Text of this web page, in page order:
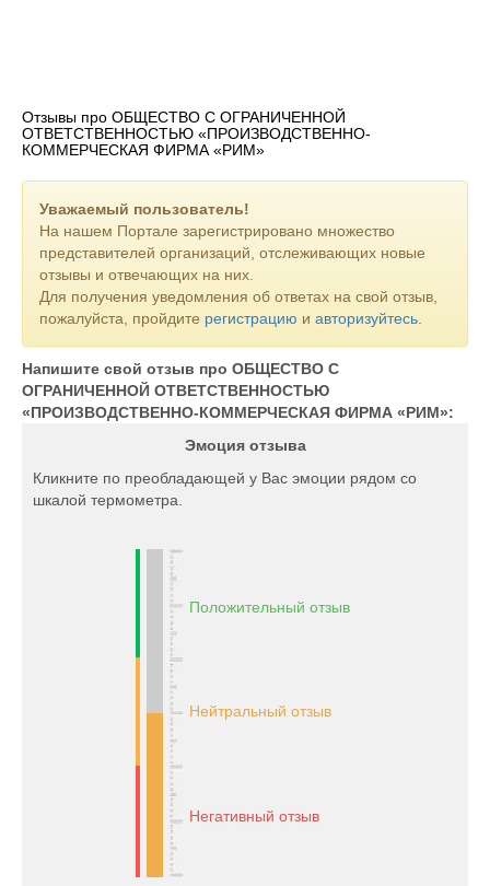
Отзывы про ОБЩЕСТВО С ОГРАНИЧЕННОЙ
ОТВЕТСТВЕННОСТЬЮ «ПРОИЗВОДСТВЕННО-
КОММЕРЧЕСКАЯ ФИРМА «РИМ»
Уважаемый пользователь!
На нашем Портале зарегистрировано множество
представителей организаций, отслеживающих новые
отзывы и отвечающих на них.
Для получения уведомления об ответах на свой отзыв,
пожалуйста, пройдите регистрацию и авторизуйтесь
Напишите свой отзыв про ОБЩЕСТВО С
ОГРАНИЧЕННОЙ ОТВЕТСТВЕННОСТЬЮ
«ПРОИЗВОДСТВЕННО-КОММЕРЧЕСКАЯ ФИРМА «РИМ»:
Эмоция отзыва
Кликните по преобладающей у Вас эмоции рядом со
шкалой термометра.
Положительный отзыв
Нейтральный отзыв
Негативный отзыв